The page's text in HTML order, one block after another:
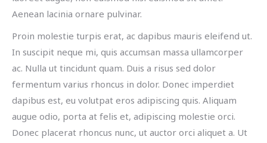
Aenean lacinia ornare pulvinar.
Proin molestie turpis erat, ac dapibus mauris eleifend ut.
In suscipit neque mi, quis accumsan massa ullamcorper
ac. Nulla ut tincidunt quam. Duis a risus sed dolor
fermentum varius rhoncus in dolor. Donec imperdiet
dapibus est, eu volutpat eros adipiscing quis. Aliquam
augue odio, porta at felis et, adipiscing molestie orci.
Donec placerat rhoncus nunc, ut auctor orci aliquet a. Ut